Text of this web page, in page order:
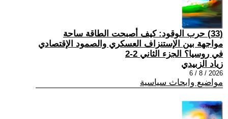
(33) حرب الوقود: كيف أصبحت الطاقة ساحة
مواجهة بين الإستنزاف العسكري والصمود الإقتصادي
في روسيا؟ الجزء الثاني 2-2
زياد الزبيدي
2026 / 8 / 6
مواضيع وابحاث سياسية